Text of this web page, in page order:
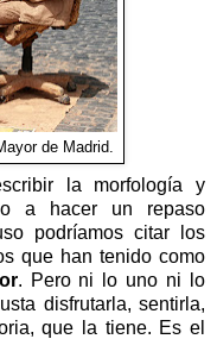
de Madrid.
la morfología y
a hacer un repaso
podríamos citar los
que han tenido como
. Pero ni lo uno ni lo
disfrutarla, sentirla,
que la tiene. Es el